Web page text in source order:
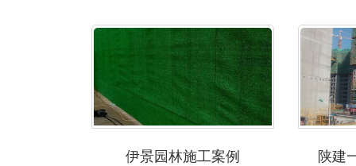
伊景园林施工案例 陕建